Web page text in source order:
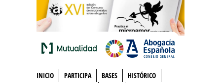
INICIO PARTICIPA BASES
HISTÓRICO